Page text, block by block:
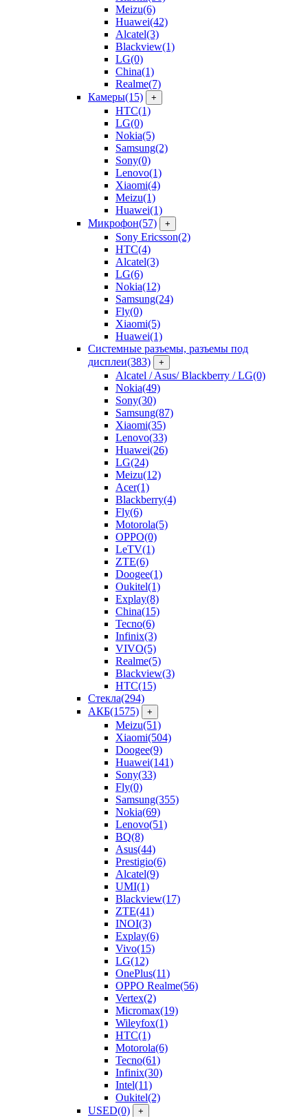
Meizu(6)
Huawei(42)
Alcatel(3)
Blackview(1)
LG(0)
China(1)
Realme(7)
Камеры(15) +
HTC(1)
LG(0)
Nokia(5)
Samsung(2)
Sony(0)
Lenovo(1)
Xiaomi(4)
Meizu(1)
Huawei(1)
Микрофон(57) +
Sony Ericsson(2)
HTC(4)
Alcatel(3)
LG(6)
Nokia(12)
Samsung(24)
Fly(0)
Xiaomi(5)
Huawei(1)
Системные разъемы, разъемы под
дисплеи(383) +
Alcatel / Asus/ Blackberry / LG(0)
Nokia(49)
Sony(30)
Samsung(87)
Xiaomi(35)
Lenovo(33)
Huawei(26)
LG(24)
Meizu(12)
Acer(1)
Blackberry(4)
Fly(6)
Motorola(5)
OPPO(0)
LeTV(1)
ZTE(6)
Doogee(1)
Oukitel(1)
Explay(8)
China(15)
Tecno(6)
Infinix(3)
VIVO(5)
Realme(5)
Blackview(3)
HTC(15)
Стекла(294)
АКБ(1575) +
Meizu(51)
Xiaomi(504)
Doogee(9)
Huawei(141)
Sony(33)
Fly(0)
Samsung(355)
Nokia(69)
Lenovo(51)
BQ(8)
Asus(44)
Prestigio(6)
Alcatel(9)
UMI(1)
Blackview(17)
ZTE(41)
INOI(3)
Explay(6)
Vivo(15)
LG(12)
OnePlus(11)
OPPO Realme(56)
Vertex(2)
Micromax(19)
Wileyfox(1)
HTC(1)
Motorola(6)
Tecno(61)
Infinix(30)
Intel(11)
Oukitel(2)
USED(0) +